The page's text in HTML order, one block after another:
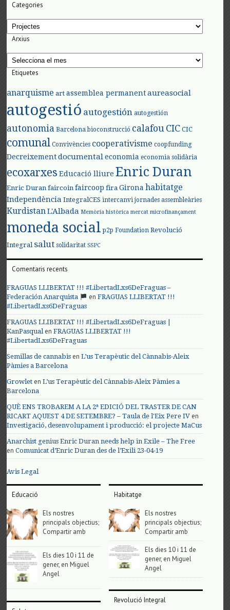
Categories
Categories
Arxius
Arxius
Etiquetes
anarquisme art assemblea permanent aureasocial
autogestió autogestión autogestión
autonomia Barcelona bioconstrucció calafouCIC CIC
comunal Convivències cooperativisme coopfunding
Decreixement documental economia economia solidària
ecoxarxes Educació lliure Enric Duran
Enric Duran faircoin faircoop fira Girona habitatge
Independència IntegralCES intercanvi jornades assembleàries
KurdistanL'Albada Memòria històrica mercat microfinançament
moneda social p2p Foundation Revolució
Integral salut solidaritat SSPC
Comentaris recents
FRAGUAS LLIBERTAT !!! #LibertadLxs6DeFraguas –
Federación Anarquista
enFRAGUAS LLIBERTAT !!!
#LibertadLxs6DeFraguas
FRAGUAS LLIBERTAT !!! #LibertadLxs6DeFraguas |
KanPasqualenFRAGUAS LLIBERTAT !!!
#LibertadLxs6DeFraguas
Semillas de cannabis enL’us Terapèutic del Cànnabis-Aleix
Pàmies a Barcelona
Growlet enL’us Terapèutic del Cànnabis-Aleix Pàmies a
Barcelona
QUÈ ENS TROBAREM A LA 2ª EDICIÓ DEL TRASTER DE CAN
RICART AQUEST 4 DE SETEMBRE? – Taula de l'Eix Pere IV en
Investigació, desenvolupament i producció: el projecte MaCus
Anarchist genius Enric Duran needs help in Exile – The Free
enComunicat d’Enric Duran des de l’Exili 23-04-19
Avis Legal
Educació
Els nostres
principals objectius;
Compartir amb
Els dies 10 i 11 de
gener, en Miguel
Angel
Habitatge
Els nostres
principals objectius;
Compartir amb
Els dies 10 i 11 de
gener, en Miguel
Angel
Revolució Integral